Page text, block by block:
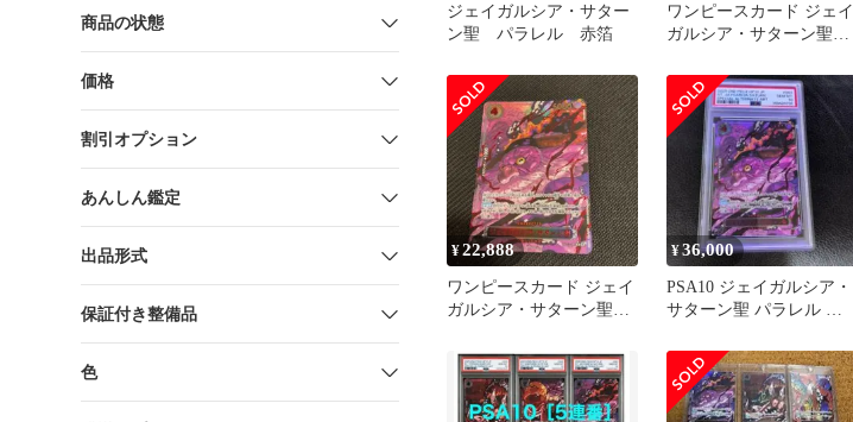
商品の状態
価格
割引オプション
あんしん鑑定
出品形式
保証付き整備品
色
ジェイガルシア・サター
ン聖 パラレル 赤箔
ワンピースカード ジェイ
ガルシア・サターン聖
¥22,888
ワンピースカード ジェイ
ガルシア・サターン聖
¥36,000
PSA10 ジェイガルシア・
サターン聖 パラレル 赤